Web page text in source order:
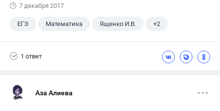
7 декабря 2017
ЕГЭ Математика Ященко И.В. +2
1 ответ
Аза Алиева